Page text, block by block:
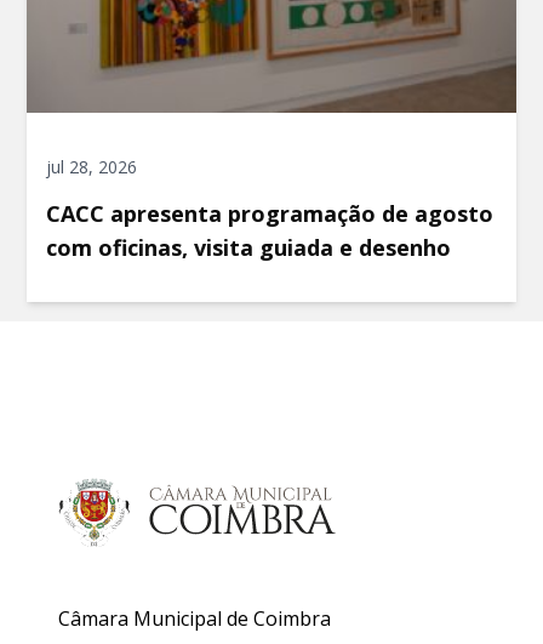
jul 28, 2026
CACC apresenta programação de agosto
com oficinas, visita guiada e desenho
Câmara Municipal de Coimbra